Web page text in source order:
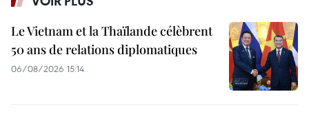
Le Vietnam et la Thaïlande célèbrent
50 ans de relations diplomatiques
06/08/2026 15:14